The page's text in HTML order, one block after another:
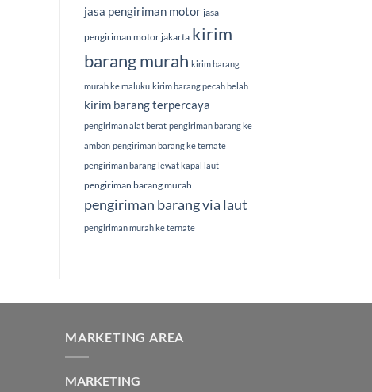
jasa pengiriman motor jasa
pengiriman motor jakarta kirim
barang murah kirim barang
murah ke maluku kirim barang pecah belah
kirim barang terpercaya
pengiriman alat berat pengiriman barang ke
ambon pengiriman barang ke ternate
pengiriman barang lewat kapal laut
pengiriman barang murah
pengiriman barang via laut
pengiriman murah ke ternate
MARKETING AREA
MARKETING